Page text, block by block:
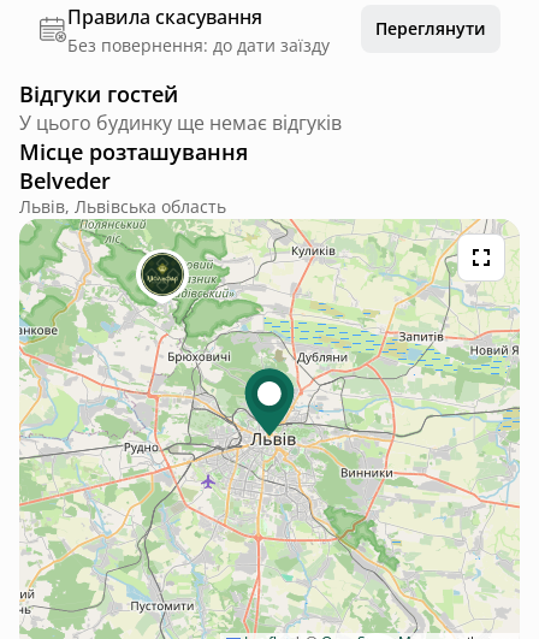
Правила скасування
Без повернення: до дати заїзду
Переглянути
Відгуки гостей
У цього будинку ще немає відгуків
Місце розташування
Belveder
Львів, Львівська область